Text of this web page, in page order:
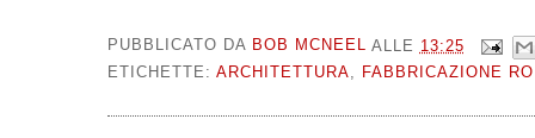
PUBBLICATO DA BOB MCNEEL ALLE 13:25
ETICHETTE: ARCHITETTURA, FABBRICAZIONE